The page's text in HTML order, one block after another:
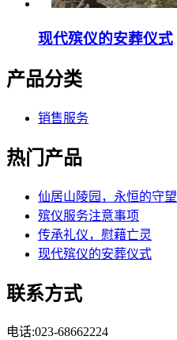
现代殡仪的安葬仪式
产品分类
销售服务
热门产品
仙居山陵园，永恒的守望
殡仪服务注意事项
传承礼仪，慰藉亡灵
现代殡仪的安葬仪式
联系方式
电话:023-68662224